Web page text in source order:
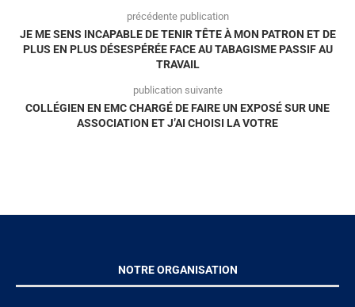
précédente publication
JE ME SENS INCAPABLE DE TENIR TÊTE À MON PATRON ET DE
PLUS EN PLUS DÉSESPÉRÉE FACE AU TABAGISME PASSIF AU
TRAVAIL
publication suivante
COLLÉGIEN EN EMC CHARGÉ DE FAIRE UN EXPOSÉ SUR UNE
ASSOCIATION ET J’AI CHOISI LA VOTRE
NOTRE ORGANISATION